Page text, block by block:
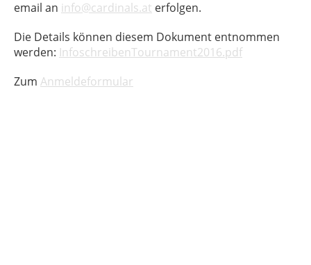
email an info@cardinals.at erfolgen.
Die Details können diesem Dokument entnommen
werden: InfoschreibenTournament2016.pdf
Zum Anmeldeformular